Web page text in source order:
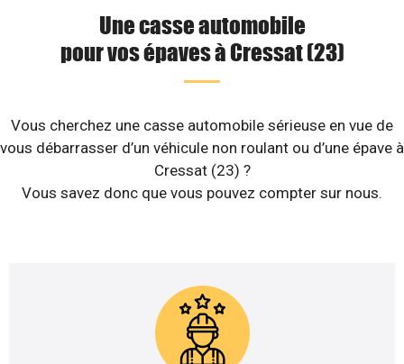
Une casse automobile
pour vos épaves à Cressat (23)
Vous cherchez une casse automobile sérieuse en vue de
vous débarrasser d’un véhicule non roulant ou d’une épave à
Cressat (23) ?
Vous savez donc que vous pouvez compter sur nous.